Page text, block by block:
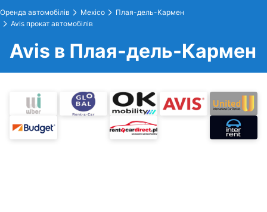
Оренда автомобілів Mexico
Плая-дель-Кармен
Avis прокат автомобілів
Avis в Плая-дель-Кармен